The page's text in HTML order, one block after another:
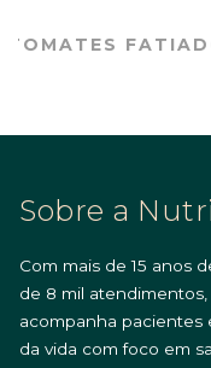
TOMATES
Sobre a Nutri
Com mais de 15 anos
de 8 mil atendimentos,
acompanha pacientes
da vida com foco em